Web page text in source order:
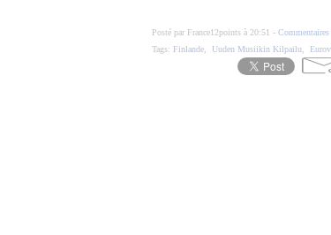
Posté par France12points à 20:51 -
Tags: Finlande Uuden Musiikin Kilpailu